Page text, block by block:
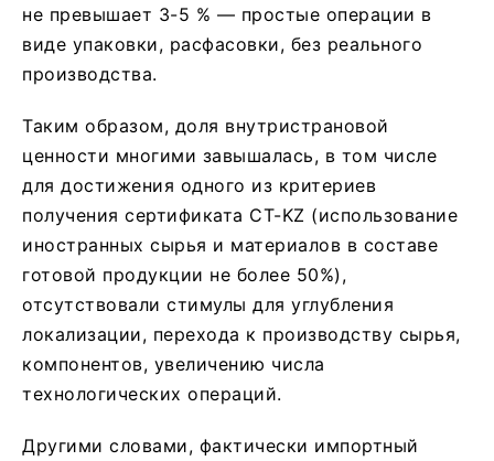
не превышает 3-5 % — простые операции в
виде упаковки, расфасовки, без реального
производства.
Таким образом, доля внутристрановой
ценности многими завышалась, в том числе
для достижения одного из критериев
получения сертификата СТ-KZ (использование
иностранных сырья и материалов в составе
готовой продукции не более 50%),
отсутствовали стимулы для углубления
локализации, перехода к производству сырья,
компонентов, увеличению числа
технологических операций.
Другими словами, фактически импортный